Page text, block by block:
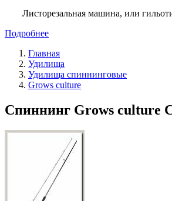
Листорезальная машина, или
Подробнее
Главная
Удилища
Удилища спиннинговые
Grows culture
Спиннинг Grows culture